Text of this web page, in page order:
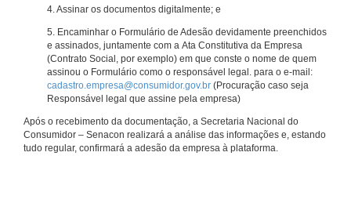
4. Assinar os documentos digitalmente; e
5. Encaminhar o Formulário de Adesão devidamente preenchidos
e assinados, juntamente com a Ata Constitutiva da Empresa
(Contrato Social, por exemplo) em que conste o nome de quem
assinou o Formulário como o responsável legal. para o e-mail:
cadastro.empresa@consumidor.gov.br (Procuração caso seja
Responsável legal que assine pela empresa)
Após o recebimento da documentação, a Secretaria Nacional do
Consumidor – Senacon realizará a análise das informações e, estando
tudo regular, confirmará a adesão da empresa à plataforma.